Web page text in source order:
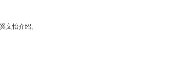
文怡介绍。